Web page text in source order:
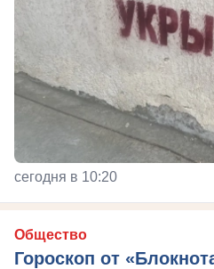
сегодня в 10:20
Общество
Гороскоп от